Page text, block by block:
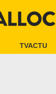
TVACTU